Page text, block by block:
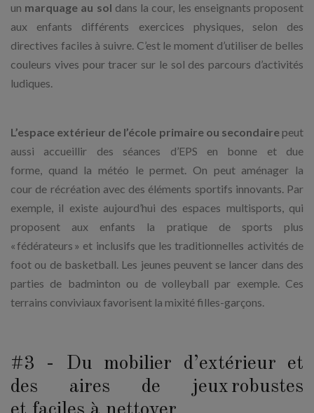
un marquage au sol dans la cour, les enseignants proposent
aux enfants différents exercices physiques, selon des
directives faciles à suivre. C’est le moment d’utiliser de belles
couleurs vives pour tracer sur le sol des parcours d’activités
ludiques.
L’espace extérieur de l’école primaire ou secondairepeut
aussi accueillir des séances d’EPS en bonne et due
forme, quand la météo le permet. On peut aménager la
cour de récréation avec des éléments sportifs innovants. Par
exemple, il existe aujourd’hui des espaces multisports, qui
proposent aux enfants la pratique de sports plus
« fédérateurs » et inclusifs que les traditionnelles activités de
foot ou de basketball. Les jeunes peuvent se lancer dans des
parties de badminton ou de volleyball par exemple. Ces
terrains conviviaux favorisent la mixité filles-garçons.
#3 - Du mobilier d’extérieur et
des aires de jeux robustes